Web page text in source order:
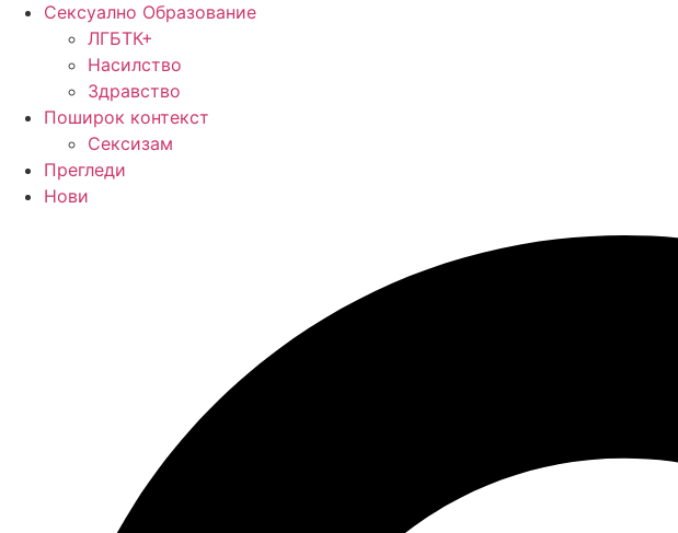
Сексуално Образование
ЛГБТК+
Насилство
Здравство
Поширок контекст
Сексизам
Прегледи
Нови